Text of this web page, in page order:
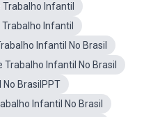
Infantil
Infantil
Infantil No Brasil
Trabalho Infantil No Brasil
BrasilPPT
Infantil No Brasil